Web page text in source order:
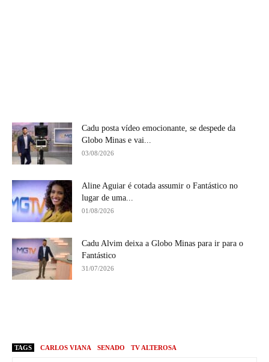
Cadu posta vídeo emocionante, se despede da
Globo Minas e vai...
03/08/2026
Aline Aguiar é cotada assumir o Fantástico no
lugar de uma...
01/08/2026
Cadu Alvim deixa a Globo Minas para ir para o
Fantástico
31/07/2026
TAGS CARLOS VIANA SENADO TV ALTEROSA